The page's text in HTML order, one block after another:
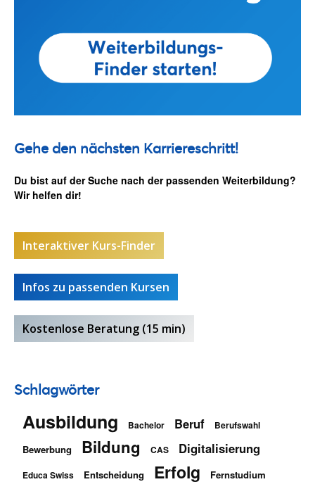
Gehe den nächsten Karriereschritt!
Du bist auf der Suche nach der passenden Weiterbildung?
Wir helfen dir!
Interaktiver Kurs-Finder
Infos zu passenden Kursen
Kostenlose Beratung (15 min)
Schlagwörter
Ausbildung Bachelor Beruf Berufswahl
Bewerbung Bildung CAS Digitalisierung
Educa Swiss Entscheidung Erfolg Fernstudium